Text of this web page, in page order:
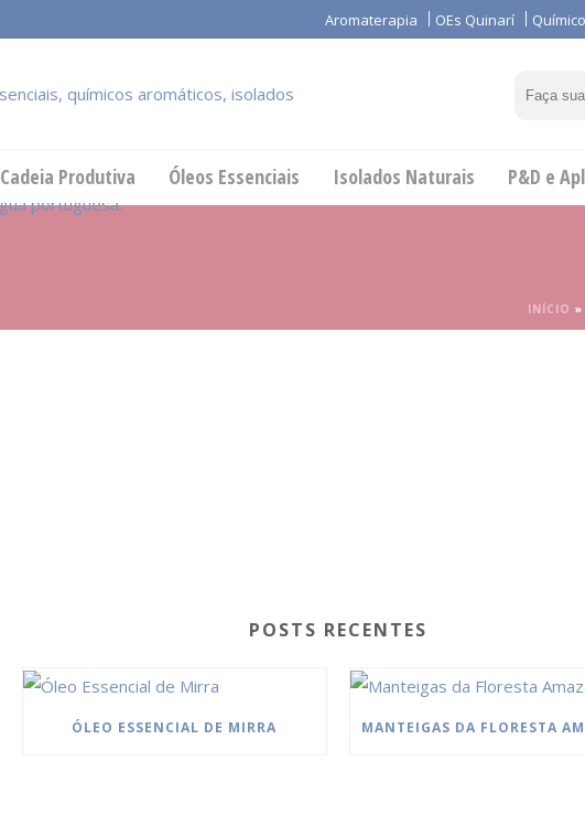
Aromaterapia OEs Quinarí
Cadeia Produtiva Óleos Essenciais Isolados Naturais P&D e
INÍCIO »
POSTS RECENTES
ÓLEO ESSENCIAL DE MIRRA